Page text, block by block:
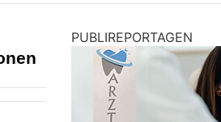
PUBLIREPORTAGEN